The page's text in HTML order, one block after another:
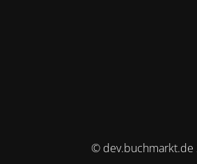
© dev.buchmarkt.de